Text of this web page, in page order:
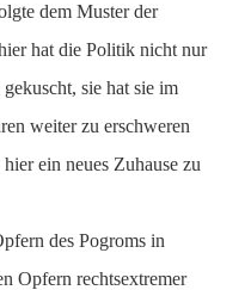
dem Muster der
hat die Politik nicht nur
sie hat sie im
weiter zu erschweren
ein neues Zuhause zu
des Pogroms in
Opfern rechtsextremer